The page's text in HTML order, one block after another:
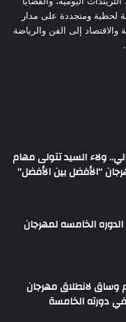
لحظية ومتجددة على مدار
إلى الفن والرياضة
ولاء السيد تتولى مهام
“الأفضل بين الأفضل”
الخامسه لمهرجان
وساق لانطلاق مهرجان
دورته الخامسة